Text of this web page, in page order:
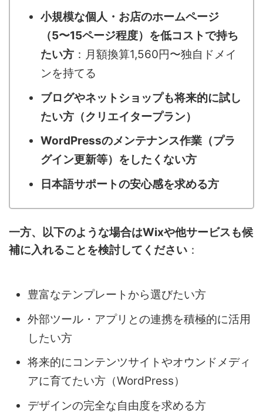
小規模な個人・お店のホームページ
（5〜15ページ程度）を低コストで持ち
たい方 ：月額換算1,560円〜独自ドメイ
ンを持てる
ブログやネットショップも将来的に試し
たい方（クリエイタープラン）
WordPressのメンテナンス作業（プラ
グイン更新等）をしたくない方
日本語サポートの安心感を求める方
一方、以下のような場合はWixや他サービスも候
補に入れることを検討してください ：
豊富なテンプレートから選びたい方
外部ツール・アプリとの連携を積極的に活用
したい方
将来的にコンテンツサイトやオウンドメディ
アに育てたい方（WordPress）
デザインの完全な自由度を求める方